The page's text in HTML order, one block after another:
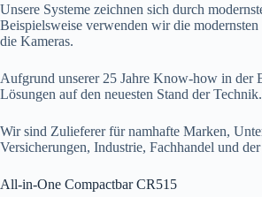
Unsere Systeme zeichnen sich durch
Beispielsweise verwenden wir die
die Kameras.
Aufgrund unserer 25 Jahre Know-how in der
Lösungen auf den neuesten Stand der Technik.
Wir sind Zulieferer für namhafte Marken,
Versicherungen, Industrie, Fachhandel und der
All-in-One Compactbar CR515